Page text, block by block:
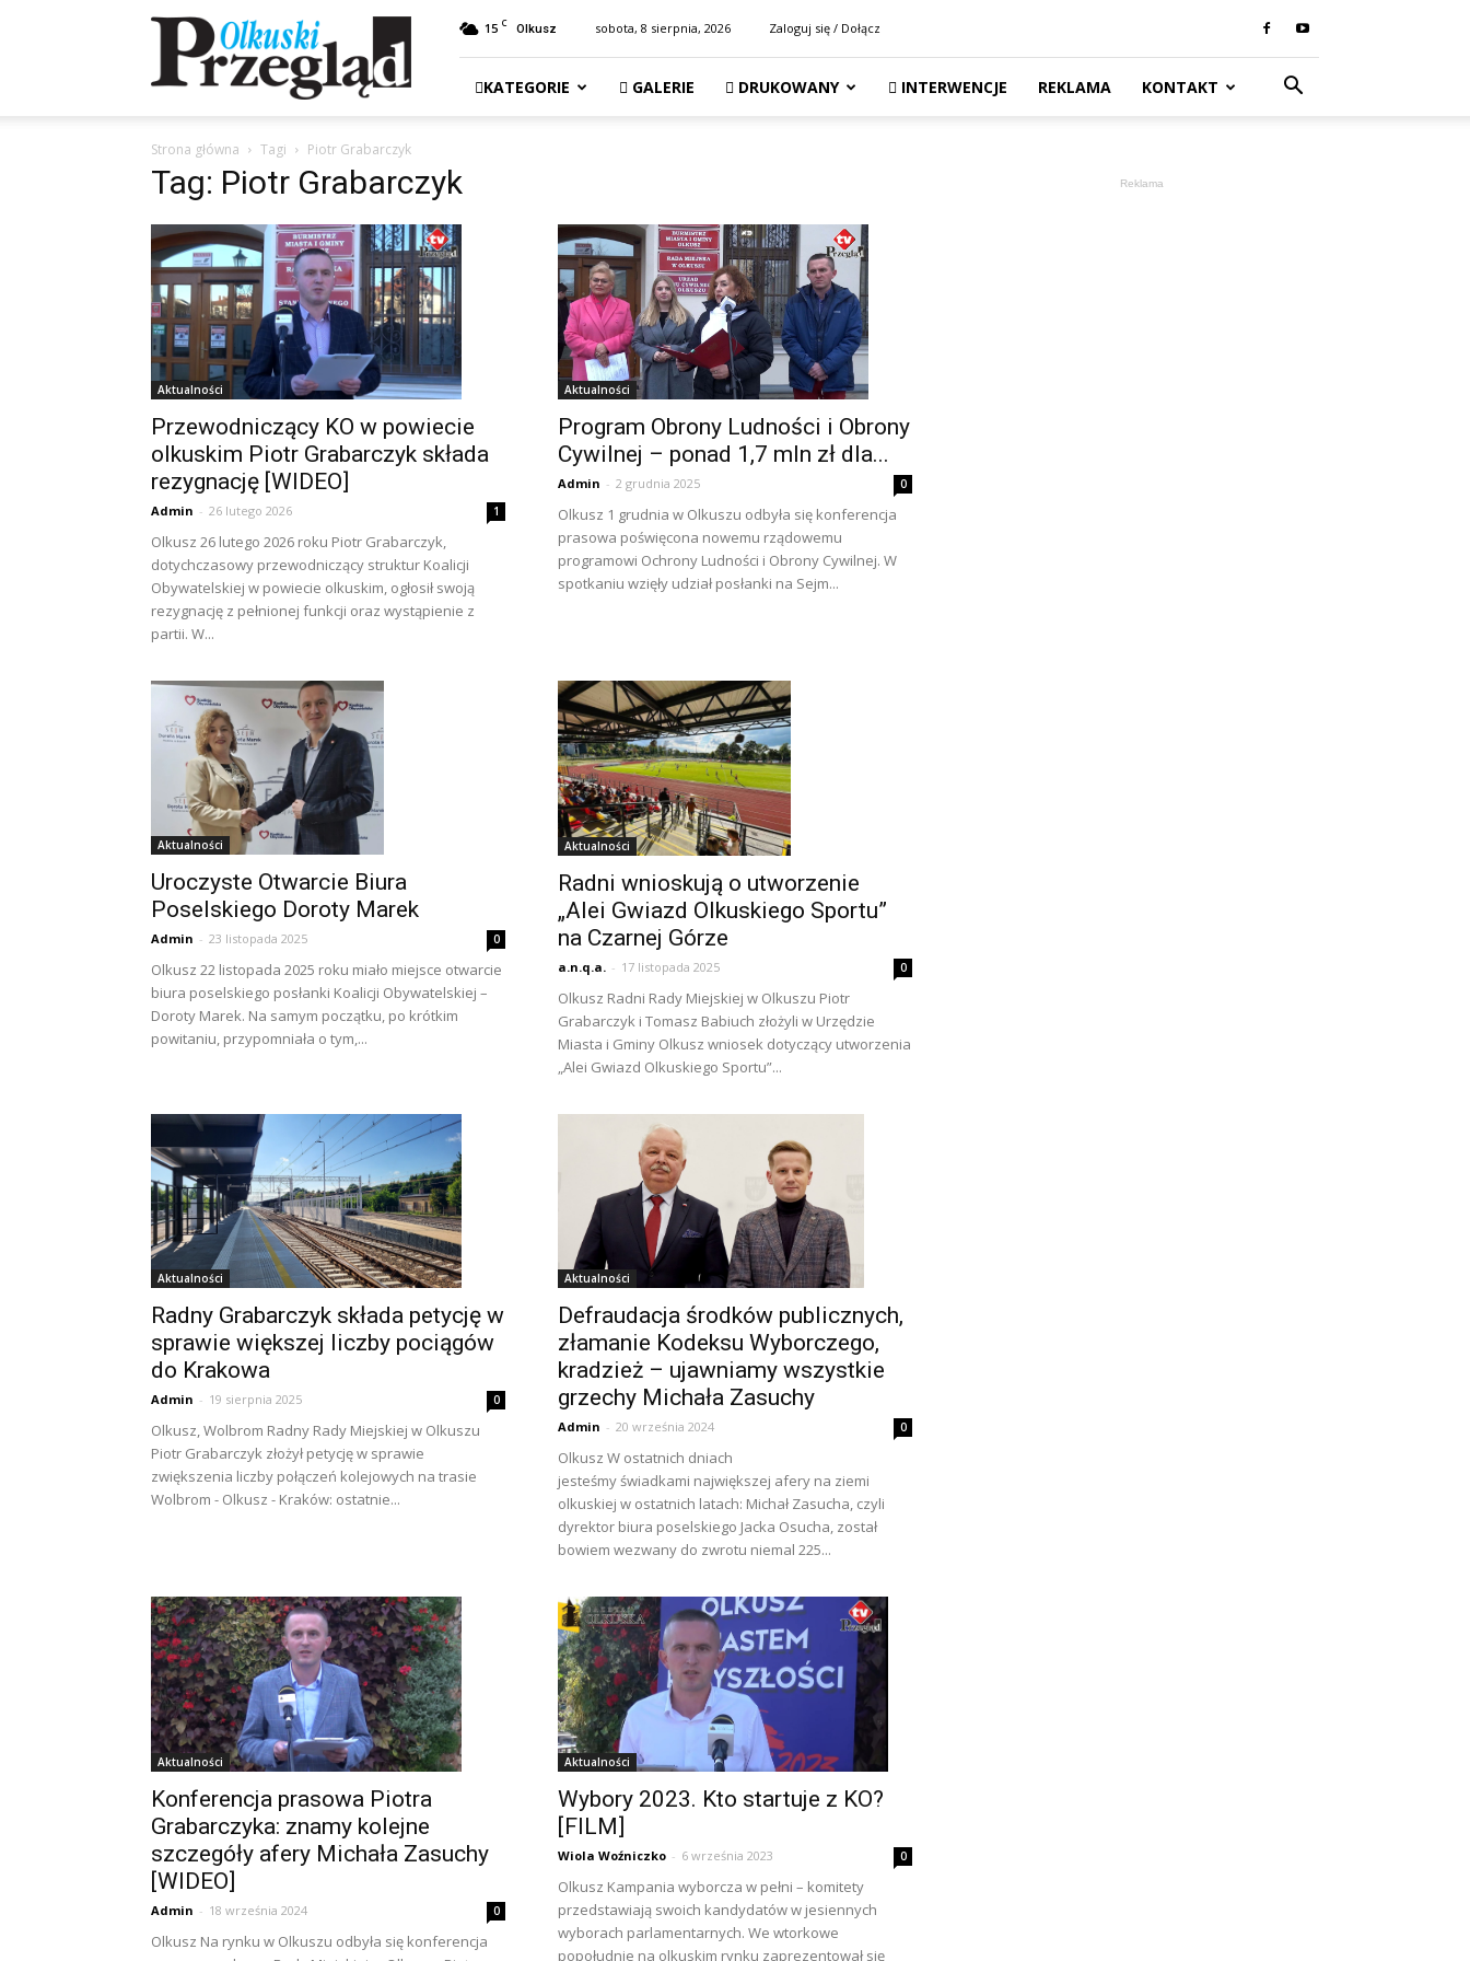
Przegląd
Olkuski
15 C Olkusz sobota, 8 sierpnia, 2026 Zaloguj się / Dołącz
KATEGORIE GALERIE DRUKOWANY INTERWENCJE REKLAMA KONTAKT
Strona główna Tagi Piotr Grabarczyk
Tag: Piotr Grabarczyk
Aktualności
Przewodniczący KO w powiecie
olkuskim Piotr Grabarczyk składa
rezygnację [WIDEO]
Admin - 26 lutego 2026 1
Olkusz 26 lutego 2026 roku Piotr Grabarczyk,
dotychczasowy przewodniczący struktur Koalicji
Obywatelskiej w powiecie olkuskim, ogłosił swoją
rezygnację z pełnionej funkcji oraz wystąpienie z
partii. W...
Aktualności
Program Obrony Ludności i Obrony
Cywilnej – ponad 1,7 mln zł dla...
Admin - 2 grudnia 2025 0
Olkusz 1 grudnia w Olkuszu odbyła się konferencja
prasowa poświęcona nowemu rządowemu
programowi Ochrony Ludności i Obrony Cywilnej. W
spotkaniu wzięły udział posłanki na Sejm...
Aktualności
Uroczyste Otwarcie Biura
Poselskiego Doroty Marek
Admin - 23 listopada 2025 0
Olkusz 22 listopada 2025 roku miało miejsce otwarcie
biura poselskiego posłanki Koalicji Obywatelskiej –
Doroty Marek. Na samym początku, po krótkim
powitaniu, przypomniała o tym,...
Aktualności
Radni wnioskują o utworzenie
„Alei Gwiazd Olkuskiego Sportu”
na Czarnej Górze
a.n.q.a. - 17 listopada 2025 0
Olkusz Radni Rady Miejskiej w Olkuszu Piotr
Grabarczyk i Tomasz Babiuch złożyli w Urzędzie
Miasta i Gminy Olkusz wniosek dotyczący utworzenia
„Alei Gwiazd Olkuskiego Sportu”...
Aktualności
Radny Grabarczyk składa petycję w
sprawie większej liczby pociągów
do Krakowa
Admin - 19 sierpnia 2025 0
Olkusz, Wolbrom Radny Rady Miejskiej w Olkuszu
Piotr Grabarczyk złożył petycję w sprawie
zwiększenia liczby połączeń kolejowych na trasie
Wolbrom - Olkusz - Kraków: ostatnie...
Aktualności
Defraudacja środków publicznych,
złamanie Kodeksu Wyborczego,
kradzież – ujawniamy wszystkie
grzechy Michała Zasuchy
Admin - 20 września 2024 0
Olkusz W ostatnich dniach
jesteśmy świadkami największej afery na ziemi
olkuskiej w ostatnich latach: Michał Zasucha, czyli
dyrektor biura poselskiego Jacka Osucha, został
bowiem wezwany do zwrotu niemal 225...
Aktualności
Konferencja prasowa Piotra
Grabarczyka: znamy kolejne
szczegóły afery Michała Zasuchy
[WIDEO]
Admin - 18 września 2024 0
Olkusz Na rynku w Olkuszu odbyła się konferencja
Aktualności
Wybory 2023. Kto startuje z KO?
[FILM]
Wiola Woźniczko - 6 września 2023 0
Olkusz Kampania wyborcza w pełni – komitety
przedstawiają swoich kandydatów w jesiennych
wyborach parlamentarnych. We wtorkowe
popołudnie na olkuskim rynku zaprezentował się
Reklama